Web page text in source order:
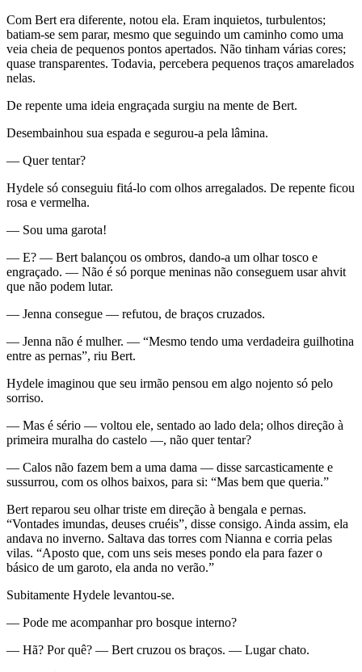
Com Bert era diferente, notou ela. Eram inquietos, turbulentos;
batiam-se sem parar, mesmo que seguindo um caminho como uma
veia cheia de pequenos pontos apertados. Não tinham várias cores;
quase transparentes. Todavia, percebera pequenos traços amarelados
nelas.
De repente uma ideia engraçada surgiu na mente de Bert.
Desembainhou sua espada e segurou-a pela lâmina.
— Quer tentar?
Hydele só conseguiu fitá-lo com olhos arregalados. De repente ficou
rosa e vermelha.
— Sou uma garota!
— E? — Bert balançou os ombros, dando-a um olhar tosco e
engraçado. — Não é só porque meninas não conseguem usar ahvit
que não podem lutar.
— Jenna consegue — refutou, de braços cruzados.
— Jenna não é mulher. — “Mesmo tendo uma verdadeira guilhotina
entre as pernas”, riu Bert.
Hydele imaginou que seu irmão pensou em algo nojento só pelo
sorriso.
— Mas é sério — voltou ele, sentado ao lado dela; olhos direção à
primeira muralha do castelo —, não quer tentar?
— Calos não fazem bem a uma dama — disse sarcasticamente e
sussurrou, com os olhos baixos, para si: “Mas bem que queria.”
Bert reparou seu olhar triste em direção à bengala e pernas.
“Vontades imundas, deuses cruéis”, disse consigo. Ainda assim, ela
andava no inverno. Saltava das torres com Nianna e corria pelas
vilas. “Aposto que, com uns seis meses pondo ela para fazer o
básico de um garoto, ela anda no verão.”
Subitamente Hydele levantou-se.
— Pode me acompanhar pro bosque interno?
— Hã? Por quê? — Bert cruzou os braços. — Lugar chato.